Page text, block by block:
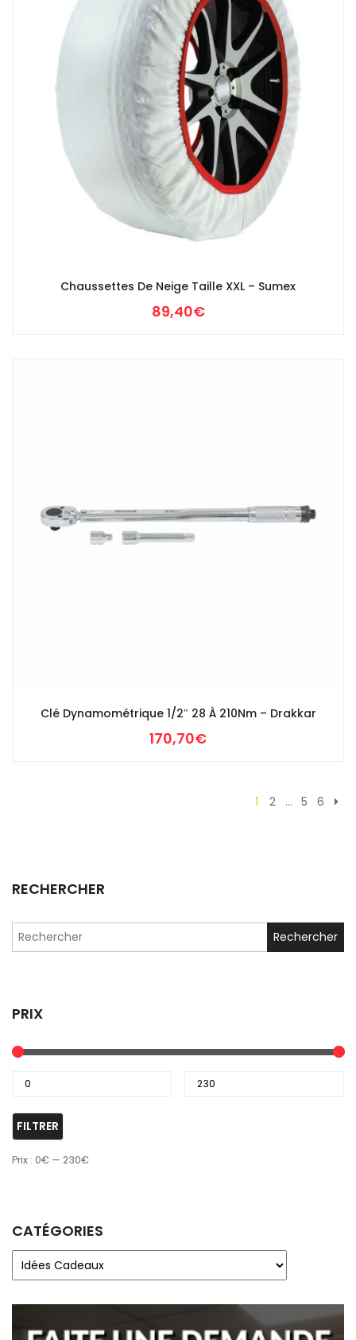
RECHERCHER
Search
PRIX
FILTRER
Prix : 0€ — 230€
CATÉGORIES
Chaussettes De Neige Taille XXL – Sumex
89,40€
Clé Dynamométrique 1/2″ 28 À 210Nm – Drakkar
170,70€
1 2 … 5 6